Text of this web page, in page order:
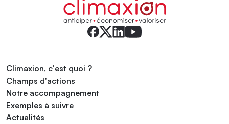
Climaxion, c'est quoi ?
Champs d'actions
Notre accompagnement
Exemples à suivre
Actualités